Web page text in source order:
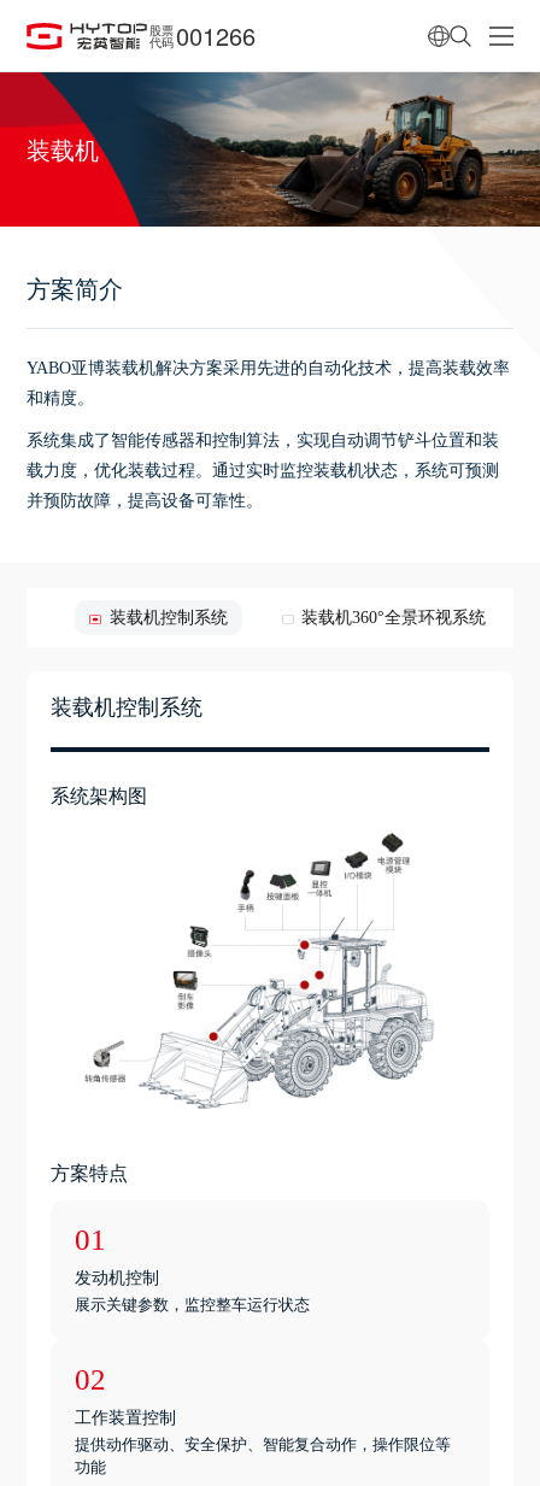
股票
代码 001266
装载机
方案简介
YABO亚博装载机解决方案采用先进的自动化技术，提高装载效率
和精度。
系统集成了智能传感器和控制算法，实现自动调节铲斗位置和装
载力度，优化装载过程。通过实时监控装载机状态，系统可预测
并预防故障，提高设备可靠性。
装载机控制系统 装载机360°全景环视系统
装载机控制系统
系统架构图
方案特点
01
发动机控制
展示关键参数，监控整车运行状态
02
工作装置控制
提供动作驱动、安全保护、智能复合动作，操作限位等
功能